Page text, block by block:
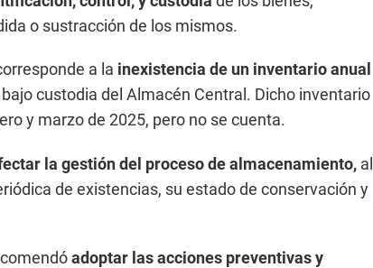
o sustracción de los mismos.
a la inexistencia de un inventario anual
custodia del Almacén Central. Dicho inventario
y marzo de 2025, pero no se cuenta.
la gestión del proceso de almacenamiento, al
de existencias, su estado de conservación y
adoptar las acciones preventivas y